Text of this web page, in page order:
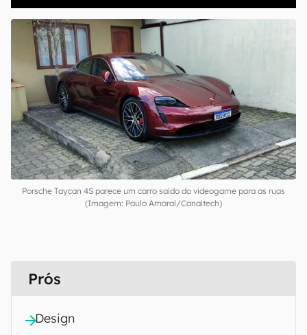
Porsche Taycan 4S parece um carro saído do videogame para as ruas
(Imagem: Paulo Amaral/Canaltech)
Prós
Design